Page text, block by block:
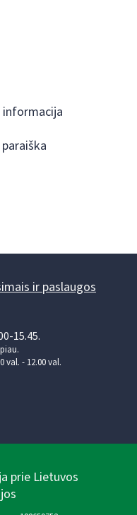
ir paslaugos
15.45.
val. - 12.00 val.
prie Lietuvos